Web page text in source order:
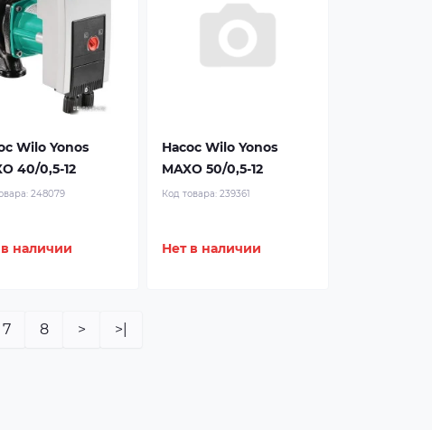
Wilo Yonos
40/0,5-12
248079
наличии
Насос Wilo Yonos
MAXO 50/0,5-12
Код товара:239361
Нет в наличии
7 8 > >|